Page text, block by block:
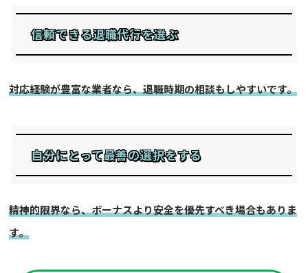
信頼できる退職代行を選ぶ
対応経験が豊富な業者なら、退職時期の相談もしやすいです。
自分にとって最善の選択をする
精神的限界なら、ボーナスより安全を優先すべき場合もありま
す。